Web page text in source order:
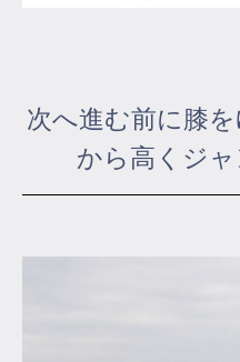
yoggy mommy
ログイン
次へ進む前に膝
から高くジ